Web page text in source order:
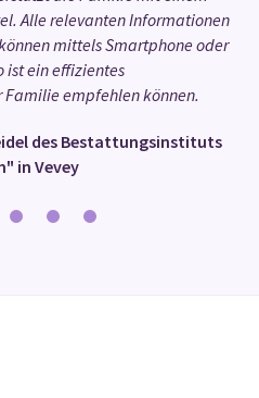
Alle relevanten Informationen
mittels Smartphone oder
ist ein effizientes
empfehlen können.
des Bestattungsinstituts
in Vevey